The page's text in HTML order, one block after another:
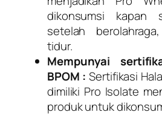
dikonsumsi kapan
setelah
tidur.
Mempunyai
BPOM :Sertifikasi
dimiliki Pro Isolate
produk untuk